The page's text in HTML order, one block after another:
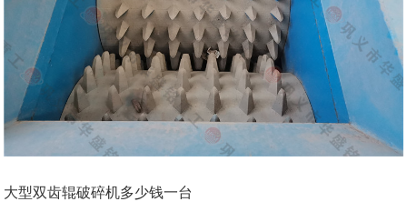
大型双齿辊破碎机多少钱一台